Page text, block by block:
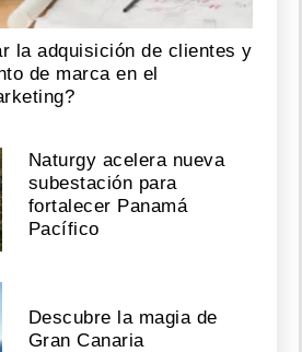
la adquisición de clientes y
de marca en el
Naturgy acelera nueva
subestación para
fortalecer Panamá
Pacífico
Descubre la magia de
Gran Canaria